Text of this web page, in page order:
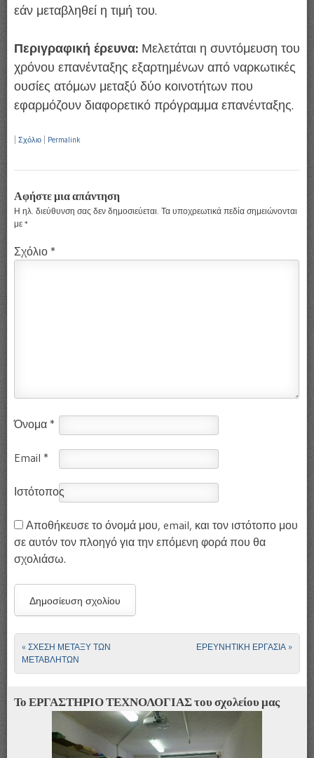
εάν μεταβληθεί η τιμή του.
Περιγραφική έρευνα: Μελετάται η συντόμευση του
χρόνου επανένταξης εξαρτημένων από ναρκωτικές
ουσίες ατόμων μεταξύ δύο κοινοτήτων που
εφαρμόζουν διαφορετικό πρόγραμμα επανένταξης.
Σχόλιο Permalink
Αφήστε μια απάντηση
Η ηλ. διεύθυνση σας δεν δημοσιεύεται. Τα υποχρεωτικά πεδία σημειώνονται
με *
Σχόλιο *
Όνομα *
Email *
Ιστότοπος
Αποθήκευσε το όνομά μου, email, και τον ιστότοπο μου
σε αυτόν τον πλοηγό για την επόμενη φορά που θα
σχολιάσω.
Πλοήγηση άρθρων
« ΣΧΕΣΗ ΜΕΤΑΞΥ ΤΩΝ
ΜΕΤΑΒΛΗΤΩΝ
ΕΡΕΥΝΗΤΙΚΗ ΕΡΓΑΣΙΑ »
Το ΕΡΓΑΣΤΗΡΙΟ ΤΕΧΝΟΛΟΓΙΑΣ του σχολείου μας